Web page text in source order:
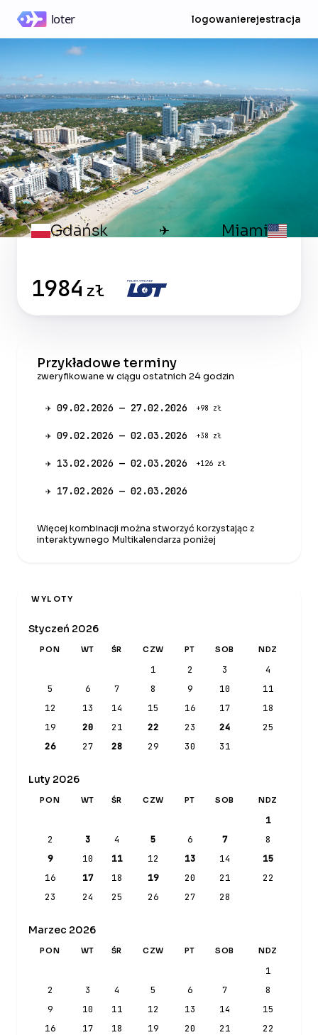
logowanierejestracja
Gdańsk ✈ Miami
1984 zł
Przykładowe terminy
zweryfikowane w ciągu ostatnich 24 godzin
✈ 09.02.2026 — 27.02.2026 +98 zł
✈ 09.02.2026 — 02.03.2026 +38 zł
✈ 13.02.2026 — 02.03.2026 +126 zł
✈ 17.02.2026 — 02.03.2026
Więcej kombinacji można stworzyć korzystając z
interaktywnego Multikalendarza poniżej
WYLOTY
Styczeń 2026
PON WT ŚR CZW PT SOB NDZ
1 2 3
4
5
6 7 8 9 10
11
12
13 14 15 16 17
18
19
20 21 22 23 24
25
26
27 28 29 30 31
Luty 2026
PON WT ŚR CZW PT SOB NDZ
1
2
3 4 5 6 7
8
9
10 11 12 13 14
15
16
17 18 19 20 21
22
23
24 25 26 27 28
Marzec 2026
PON WT ŚR CZW PT SOB NDZ
1
2
3 4 5 6 7
8
9
10 11 12 13 14
15
16
17 18 19 20 21
22